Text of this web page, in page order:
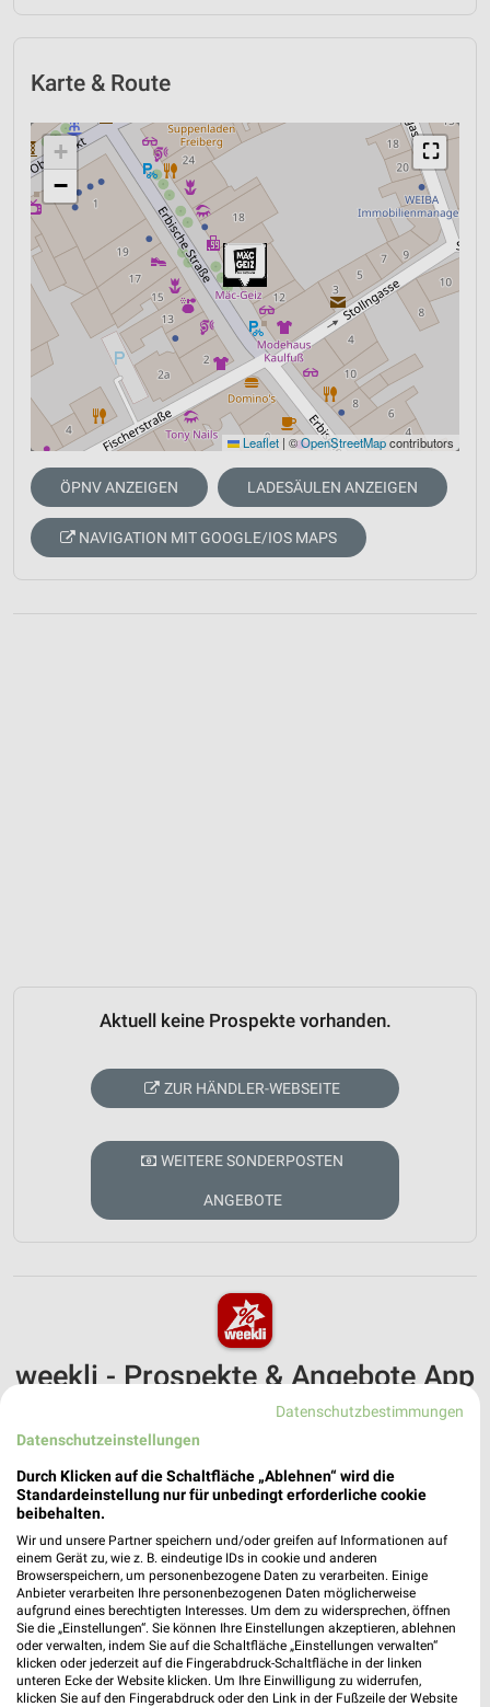
Karte & Route
⛶
+
−
Leaflet | ©OpenStreetMapcontributors
ÖPNV ANZEIGEN LADESÄULEN ANZEIGEN
NAVIGATION MIT GOOGLE/IOS MAPS
Aktuell keine Prospekte vorhanden.
ZUR HÄNDLER-WEBSEITE
WEITERE SONDERPOSTEN
ANGEBOTE
weekli - Prospekte & Angebote App
Alle Mäc-Geiz Angebote immer griffbereit – mit der
kostenlosen weekli App für iOS & Android.
✔Standortgenaue Angebote
✔Folge deinem Lieblingshändler
✔Einkaufsliste - Einkauf stressfrei planen
JETZT LADEN UND SPAREN!
Datenschutzbestimmungen
Datenschutzeinstellungen
Durch Klicken auf die Schaltfläche „Ablehnen“ wird die
Standardeinstellung nur für unbedingt erforderliche cookie
beibehalten.
Wir und unsere Partner speichern und/oder greifen auf Informationen auf
einem Gerät zu, wie z. B. eindeutige IDs in cookie und anderen
Browserspeichern, um personenbezogene Daten zu verarbeiten. Einige
Anbieter verarbeiten Ihre personenbezogenen Daten möglicherweise
aufgrund eines berechtigten Interesses. Um dem zu widersprechen, öffnen
Sie die „Einstellungen“. Sie können Ihre Einstellungen akzeptieren, ablehnen
oder verwalten, indem Sie auf die Schaltfläche „Einstellungen verwalten“
klicken oder jederzeit auf die Fingerabdruck-Schaltfläche in der linken
unteren Ecke der Website klicken. Um Ihre Einwilligung zu widerrufen,
klicken Sie auf den Fingerabdruck oder den Link in der Fußzeile der Website